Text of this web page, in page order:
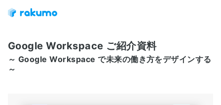
Google Workspace ご紹介資料
～ Google Workspace で未来の働き方をデザインする
～